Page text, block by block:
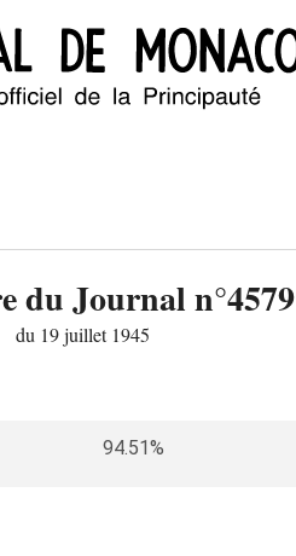
du Journal n°4579
du 19 juillet 1945
94.51%